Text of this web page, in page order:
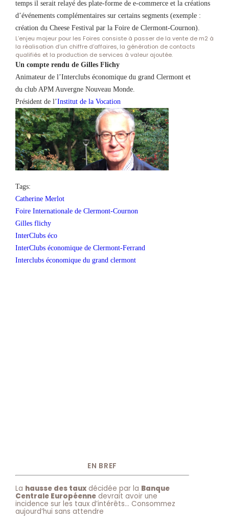
temps il serait relayé des plate-forme de e-commerce et la créations
d’événements complémentaires sur certains segments (exemple :
création du Cheese Festival par la Foire de Clermont-Cournon).
L’enjeu majeur pour les Foires consiste à passer de la vente de m2 à
la réalisation d’un chiffre d’affaires, la génération de contacts
qualifiés et la production de services à valeur ajoutée.
Un compte rendu de Gilles Flichy
Animateur de l’Interclubs économique du grand Clermont et
du club APM Auvergne Nouveau Monde.
Président de l’Institut de la Vocation
Tags:
Catherine Merlot
Foire Internationale de Clermont-Cournon
Gilles flichy
InterClubs éco
InterClubs économique de Clermont-Ferrand
Interclubs économique du grand clermont
EN BREF
La hausse des taux décidée par la Banque
Centrale Européenne devrait avoir une
incidence sur les taux d’intérêts… Consommez
aujourd’hui sans attendre